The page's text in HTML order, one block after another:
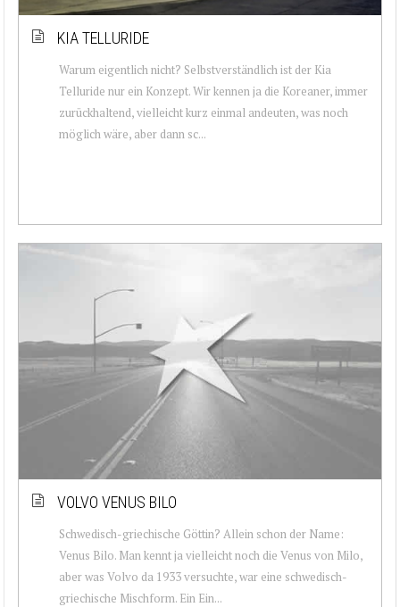
KIA TELLURIDE
Warum eigentlich nicht? Selbstverständlich ist der Kia
Telluride nur ein Konzept. Wir kennen ja die Koreaner, immer
zurückhaltend, vielleicht kurz einmal andeuten, was noch
möglich wäre, aber dann sc...
VOLVO VENUS BILO
Schwedisch-griechische Göttin? Allein schon der Name:
Venus Bilo. Man kennt ja vielleicht noch die Venus von Milo,
aber was Volvo da 1933 versuchte, war eine schwedisch-
griechische Mischform. Ein Ein...